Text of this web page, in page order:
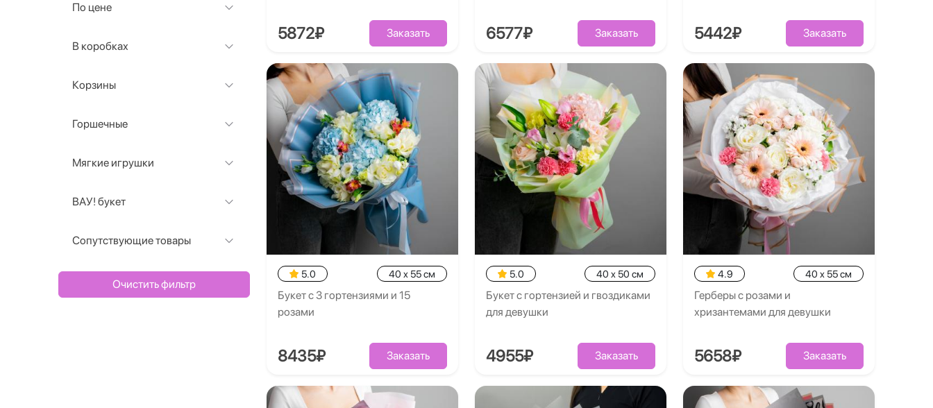
По цене
В коробках
Корзины
Горшечные
Мягкие игрушки
ВАУ! букет
Сопутствующие товары
Очистить фильтр
5872₽ Заказать 6577₽ Заказать 5442₽ Заказать
5.0 40 x 55 см
Букет с 3 гортензиями и 15
розами
8435₽ Заказать
5.0 40 x 50 см
Букет с гортензией и гвоздиками
для девушки
4955₽ Заказать
4.9 40 x 55 см
Герберы с розами и
хризантемами для девушки
5658₽ Заказать